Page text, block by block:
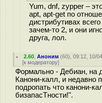
Yum, dnf, zypper –
apt, apt-get по
дистрибутивах
зачем-то 2, и они
друга, лол.
2.60 ,Аноним (60), 09:12, 10/
[к модератору]
Формально - Дебиан, на
Канони-калл, и недавно
подропать что канони-
бизапасТности!".